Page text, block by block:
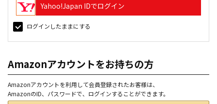
Yahoo!Japan IDでログイン
ログインしたままにする
Amazonアカウントをお持ちの方
Amazonアカウントを利用して会員登録されたお客様は、
AmazonのID、パスワードで、ログインすることができます。